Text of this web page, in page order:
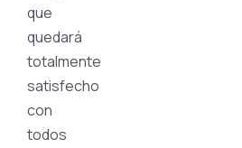
que
quedará
totalmente
satisfecho
con
todos